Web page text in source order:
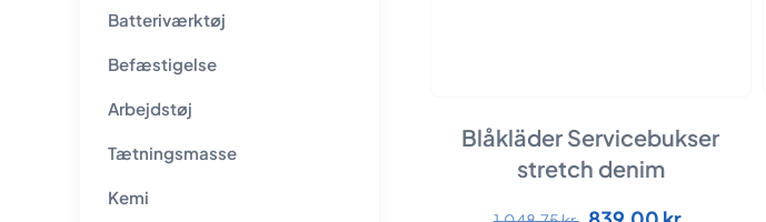
Blåkläder Servicebukser
stretch denim
Dette
Batteriværktøj
Befæstigelse
Arbejdstøj
Tætningsmasse
Kemi